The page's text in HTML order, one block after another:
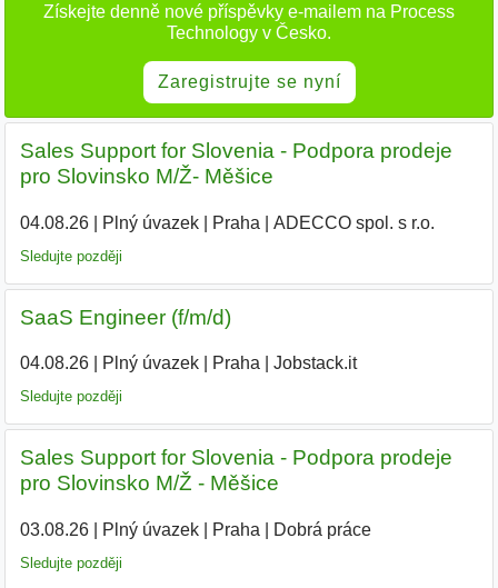
Získejte denně nové příspěvky e-mailem na Process
Technology v Česko.
Zaregistrujte se nyní
Sales Support for Slovenia - Podpora prodeje
pro Slovinsko M/Ž- Měšice
04.08.26| Plný úvazek| Praha ADECCO spol. s r.o.
Sledujte později
SaaS Engineer (f/m/d)
04.08.26| Plný úvazek| Praha Jobstack.it
Sledujte později
Sales Support for Slovenia - Podpora prodeje
pro Slovinsko M/Ž - Měšice
03.08.26| Plný úvazek| Praha Dobrá práce
Sledujte později